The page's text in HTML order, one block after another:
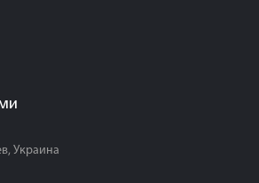
Украина